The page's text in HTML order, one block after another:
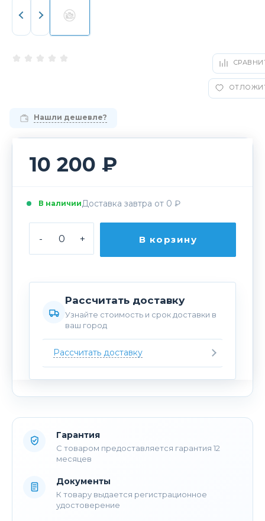
Нашли дешевле?
10 200 ₽
В наличииДоставка завтра от 0 ₽
- + В корзину
Рассчитать доставку
Узнайте стоимость и срок доставки в
ваш город
Рассчитать доставку
Гарантия
С товаром предоставляется гарантия 12
месяцев
Документы
К товару выдается регистрационное
удостоверение